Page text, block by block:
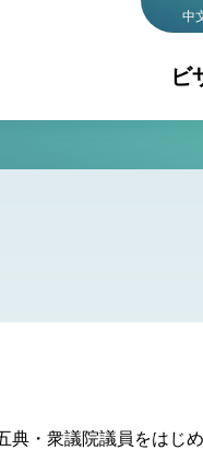
中
ビ
・衆議院議員をはじ